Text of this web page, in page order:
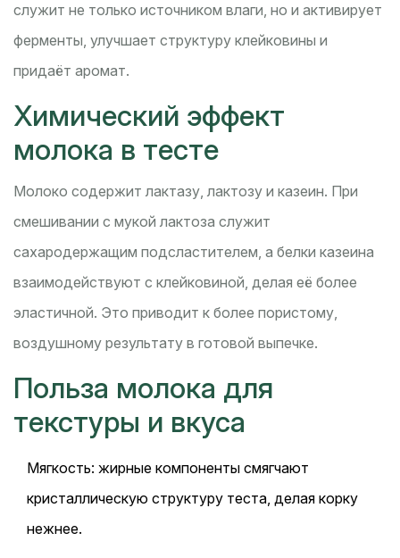
служит не только источником влаги, но и активирует
ферменты, улучшает структуру клейковины и
придаёт аромат.
Химический эффект
молока в тесте
Молоко содержит лактазу, лактозу и казеин. При
смешивании с мукой лактоза служит
сахародержащим подсластителем, а белки казеина
взаимодействуют с клейковиной, делая её более
эластичной. Это приводит к более пористому,
воздушному результату в готовой выпечке.
Польза молока для
текстуры и вкуса
Мягкость: жирные компоненты смягчают
кристаллическую структуру теста, делая корку
нежнее.